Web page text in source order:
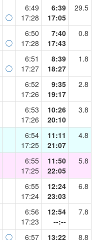
◯
6:49
17:28
6:39
17:05
29.5
◯
6:50
17:28
7:40
17:43
0.8
◯
6:51
17:27
8:39
18:27
1.8
6:52
17:26
9:35
19:17
2.8
6:53
17:26
10:26
20:10
3.8
6:54
17:25
11:11
21:07
4.8
6:55
17:25
11:50
22:05
5.8
6:55
17:24
12:24
23:03
6.8
6:56
17:23
12:54
--:--
7.8
◯ 6:57 13:22 8.8